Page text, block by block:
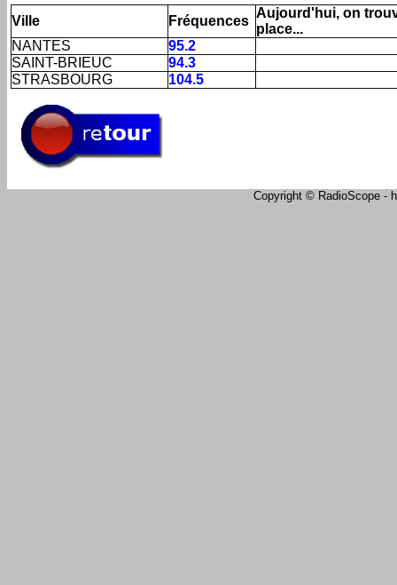
Ville Fréquences
Aujourd'hui, on
place...
NANTES
95.2
SAINT-BRIEUC
94.3
STRASBOURG
104.5
Copyright © RadioScope -